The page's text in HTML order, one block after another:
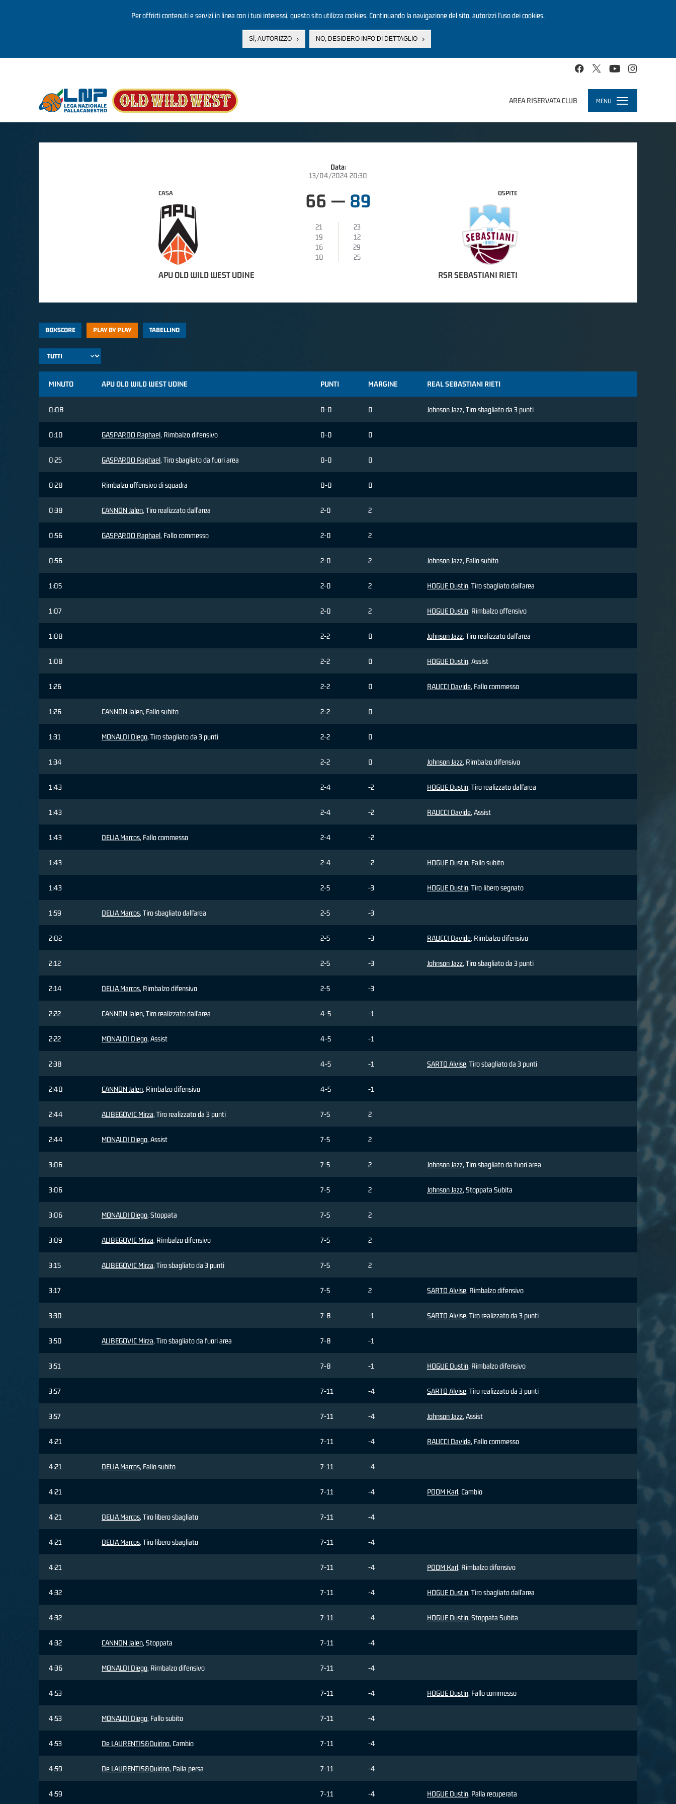
Per offrirti contenuti e servizi in linea con i tuoi interessi, questo sito utilizza cookies. Continuando la navigazione del sito, autorizzi l’uso dei cookies.
SÌ, AUTORIZZO NO, DESIDERO INFO DI DETTAGLIO
AREA RISERVATA CLUB MENU
Toggle
navigation
Data:
13/04/2024 20:30
CASA
APU OLD WILD WEST UDINE
66 — 89
21
23
19
12
16
29
10
25
OSPITE
RSR SEBASTIANI RIETI
BOXSCORE PLAY BY PLAY TABELLINO
MINUTO APU OLD WILD WEST UDINE PUNTI MARGINE REAL SEBASTIANI RIETI
0:08 0-0 0 Johnson Jazz, Tiro sbagliato da 3 punti
0:10 GASPARDO Raphael, Rimbalzo difensivo 0-0 0
0:25 GASPARDO Raphael, Tiro sbagliato da fuori area 0-0 0
0:28 Rimbalzo offensivo di squadra 0-0 0
0:38 CANNON Jalen, Tiro realizzato dall'area 2-0 2
0:56 GASPARDO Raphael, Fallo commesso 2-0 2
0:56 2-0 2 Johnson Jazz, Fallo subito
1:05 2-0 2 HOGUE Dustin, Tiro sbagliato dall'area
1:07 2-0 2 HOGUE Dustin, Rimbalzo offensivo
1:08 2-2 0 Johnson Jazz, Tiro realizzato dall'area
1:08 2-2 0 HOGUE Dustin, Assist
1:26 2-2 0 RAUCCI Davide, Fallo commesso
1:26 CANNON Jalen, Fallo subito 2-2 0
1:31 MONALDI Diego, Tiro sbagliato da 3 punti 2-2 0
1:34 2-2 0 Johnson Jazz, Rimbalzo difensivo
1:43 2-4 -2 HOGUE Dustin, Tiro realizzato dall'area
1:43 2-4 -2 RAUCCI Davide, Assist
1:43 DELIA Marcos, Fallo commesso 2-4 -2
1:43 2-4 -2 HOGUE Dustin, Fallo subito
1:43 2-5 -3 HOGUE Dustin, Tiro libero segnato
1:59 DELIA Marcos, Tiro sbagliato dall'area 2-5 -3
2:02 2-5 -3 RAUCCI Davide, Rimbalzo difensivo
2:12 2-5 -3 Johnson Jazz, Tiro sbagliato da 3 punti
2:14 DELIA Marcos, Rimbalzo difensivo 2-5 -3
2:22 CANNON Jalen, Tiro realizzato dall'area 4-5 -1
2:22 MONALDI Diego, Assist 4-5 -1
2:38 4-5 -1 SARTO Alvise, Tiro sbagliato da 3 punti
2:40 CANNON Jalen, Rimbalzo difensivo 4-5 -1
2:44 ALIBEGOVIC Mirza, Tiro realizzato da 3 punti 7-5 2
2:44 MONALDI Diego, Assist 7-5 2
3:06 7-5 2 Johnson Jazz, Tiro sbagliato da fuori area
3:06 7-5 2 Johnson Jazz, Stoppata Subita
3:06 MONALDI Diego, Stoppata 7-5 2
3:09 ALIBEGOVIC Mirza, Rimbalzo difensivo 7-5 2
3:15 ALIBEGOVIC Mirza, Tiro sbagliato da 3 punti 7-5 2
3:17 7-5 2 SARTO Alvise, Rimbalzo difensivo
3:30 7-8 -1 SARTO Alvise, Tiro realizzato da 3 punti
3:50 ALIBEGOVIC Mirza, Tiro sbagliato da fuori area 7-8 -1
3:51 7-8 -1 HOGUE Dustin, Rimbalzo difensivo
3:57 7-11 -4 SARTO Alvise, Tiro realizzato da 3 punti
3:57 7-11 -4 Johnson Jazz, Assist
4:21 7-11 -4 RAUCCI Davide, Fallo commesso
4:21 DELIA Marcos, Fallo subito 7-11 -4
4:21 7-11 -4 POOM Karl, Cambio
4:21 DELIA Marcos, Tiro libero sbagliato 7-11 -4
4:21 DELIA Marcos, Tiro libero sbagliato 7-11 -4
4:21 7-11 -4 POOM Karl, Rimbalzo difensivo
4:32 7-11 -4 HOGUE Dustin, Tiro sbagliato dall'area
4:32 7-11 -4 HOGUE Dustin, Stoppata Subita
4:32 CANNON Jalen, Stoppata 7-11 -4
4:36 MONALDI Diego, Rimbalzo difensivo 7-11 -4
4:53 7-11 -4 HOGUE Dustin, Fallo commesso
4:53 MONALDI Diego, Fallo subito 7-11 -4
4:53 De LAURENTIS&Quirino, Cambio 7-11 -4
4:59 De LAURENTIS&Quirino, Palla persa 7-11 -4
4:59 7-11 -4 HOGUE Dustin, Palla recuperata